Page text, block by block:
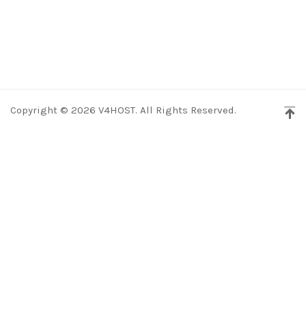
Copyright © 2026 V4HOST. All Rights Reserved.